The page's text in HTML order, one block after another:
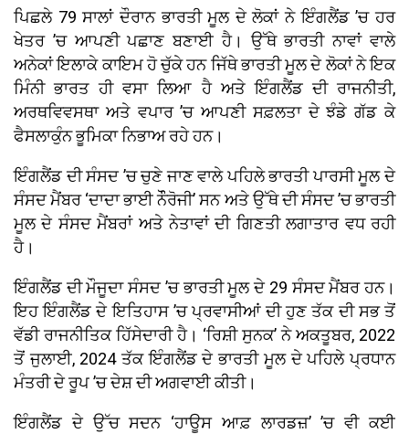
ਪਿਛਲੇ 79 ਸਾਲਾਂ ਦੌਰਾਨ ਭਾਰਤੀ ਮੂਲ ਦੇ ਲੋਕਾਂ ਨੇ ਇੰਗਲੈਂਡ ’ਚ ਹਰ
ਖੇਤਰ ’ਚ ਆਪਣੀ ਪਛਾਣ ਬਣਾਈ ਹੈ। ਉੱਥੇ ਭਾਰਤੀ ਨਾਵਾਂ ਵਾਲੇ
ਅਨੇਕਾਂ ਇਲਾਕੇ ਕਾਇਮ ਹੋ ਚੁੱਕੇ ਹਨ ਜਿੱਥੇ ਭਾਰਤੀ ਮੂਲ ਦੇ ਲੋਕਾਂ ਨੇ ਇਕ
ਮਿੰਨੀ ਭਾਰਤ ਹੀ ਵਸਾ ਲਿਆ ਹੈ ਅਤੇ ਇੰਗਲੈਂਡ ਦੀ ਰਾਜਨੀਤੀ,
ਅਰਥਵਿਵਸਥਾ ਅਤੇ ਵਪਾਰ ’ਚ ਆਪਣੀ ਸਫ਼ਲਤਾ ਦੇ ਝੰਡੇ ਗੱਡ ਕੇ
ਫੈਸਲਾਕੁੰਨ ਭੂਮਿਕਾ ਨਿਭਾਅ ਰਹੇ ਹਨ।
ਇੰਗਲੈਂਡ ਦੀ ਸੰਸਦ ’ਚ ਚੁਣੇ ਜਾਣ ਵਾਲੇ ਪਹਿਲੇ ਭਾਰਤੀ ਪਾਰਸੀ ਮੂਲ ਦੇ
ਸੰਸਦ ਮੈਂਬਰ ‘ਦਾਦਾ ਭਾਈ ਨੌੌਰੋਜੀ’ ਸਨ ਅਤੇ ਉੱਥੇ ਦੀ ਸੰਸਦ ’ਚ ਭਾਰਤੀ
ਮੂਲ ਦੇ ਸੰਸਦ ਮੈਂਬਰਾਂ ਅਤੇ ਨੇਤਾਵਾਂ ਦੀ ਗਿਣਤੀ ਲਗਾਤਾਰ ਵਧ ਰਹੀ
ਹੈ।
ਇੰਗਲੈਂਡ ਦੀ ਮੌਜੂਦਾ ਸੰਸਦ ’ਚ ਭਾਰਤੀ ਮੂਲ ਦੇ 29 ਸੰਸਦ ਮੈਂਬਰ ਹਨ।
ਇਹ ਇੰਗਲੈਂਡ ਦੇ ਇਤਿਹਾਸ ’ਚ ਪ੍ਰਵਾਸੀਆਂ ਦੀ ਹੁਣ ਤੱਕ ਦੀ ਸਭ ਤੋਂ
ਵੱਡੀ ਰਾਜਨੀਤਿਕ ਹਿੱਸੇਦਾਰੀ ਹੈ। ‘ਰਿਸ਼ੀ ਸੁਨਕ’ ਨੇ ਅਕਤੂਬਰ, 2022
ਤੋਂ ਜੁਲਾਈ, 2024 ਤੱਕ ਇੰਗਲੈਂਡ ਦੇ ਭਾਰਤੀ ਮੂਲ ਦੇ ਪਹਿਲੇ ਪ੍ਰਧਾਨ
ਮੰਤਰੀ ਦੇ ਰੂਪ ’ਚ ਦੇਸ਼ ਦੀ ਅਗਵਾਈ ਕੀਤੀ।
ਇੰਗਲੈਂਡ ਦੇ ਉੱਚ ਸਦਨ ‘ਹਾਊਸ ਆਫ਼ ਲਾਰਡਜ਼’ ’ਚ ਵੀ ਕਈ